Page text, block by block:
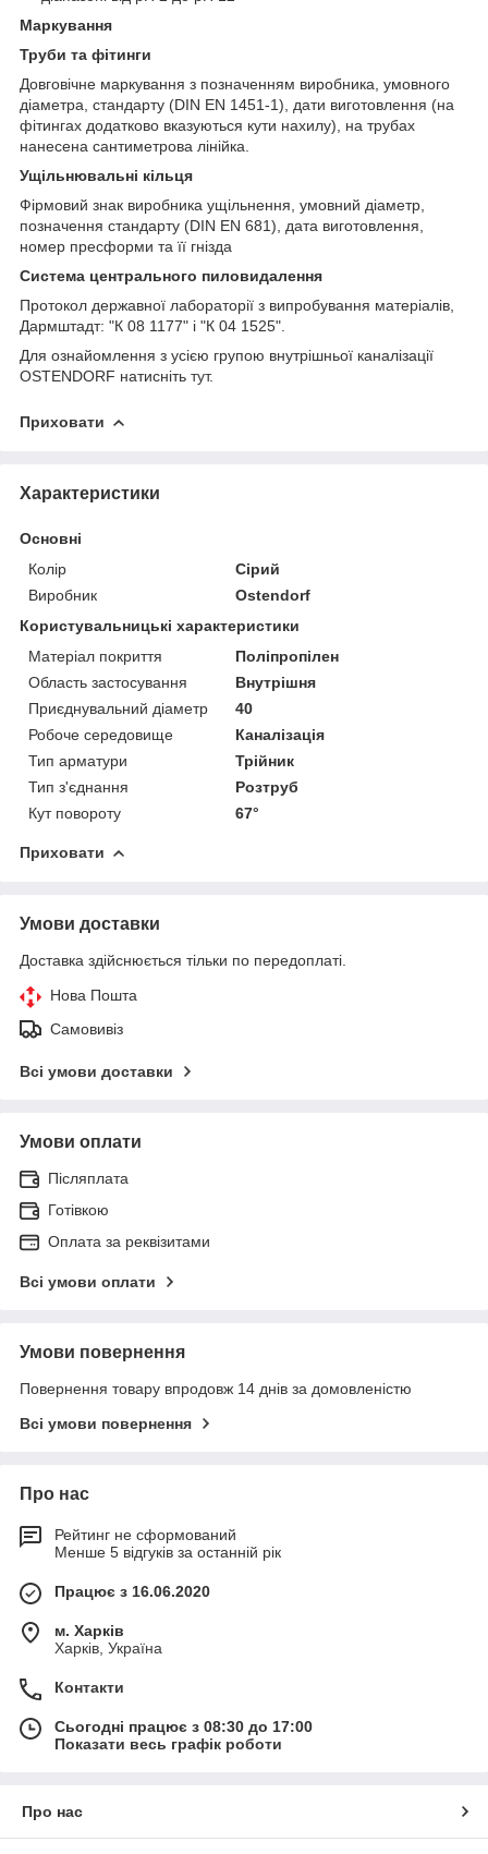
Маркування
Труби та фітинги
Довговічне маркування з позначенням виробника, умовного
діаметра, стандарту (DIN EN 1451-1), дати виготовлення (на
фітингах додатково вказуються кути нахилу), на трубах
нанесена сантиметрова лінійка.
Ущільнювальні кільця
Фірмовий знак виробника ущільнення, умовний діаметр,
позначення стандарту (DIN EN 681), дата виготовлення,
номер пресформи та її гнізда
Система центрального пиловидалення
Протокол державної лабораторії з випробування матеріалів,
Дармштадт: "К 08 1177" і "К 04 1525".
Для ознайомлення з усією групою внутрішньої каналізації
OSTENDORF натисніть тут.
Приховати
Характеристики
Основні
Колір
Сірий
Виробник
Ostendorf
Користувальницькі характеристики
Матеріал покриття
Поліпропілен
Область застосування
Внутрішня
Приєднувальний діаметр
40
Робоче середовище
Каналізація
Тип арматури
Трійник
Тип з'єднання
Розтруб
Кут повороту
67°
Приховати
Умови доставки
Доставка здійснюється тільки по передоплаті.
Нова Пошта
Самовивіз
Всі умови доставки
Умови оплати
Післяплата
Готівкою
Оплата за реквізитами
Всі умови оплати
Умови повернення
Повернення товару впродовж 14 днів за домовленістю
Всі умови повернення
Про нас
Рейтинг не сформований
Менше 5 відгуків за останній рік
Працює з 16.06.2020
м. Харків
Харків, Україна
Контакти
Сьогодні працює з 08:30 до 17:00
Показати весь графік роботи
Про нас